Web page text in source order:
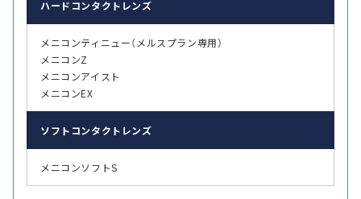
ハード コンタクトレンズ
メニコンティニュー（メルスプラン専用）
メニコンZ
メニコンアイスト
メニコンEX
ソフト コンタクトレンズ
メニコンソフトS